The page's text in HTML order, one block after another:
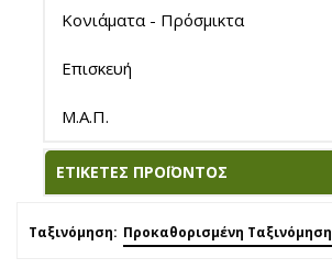
Κονιάματα - Πρόσμικτα
Επισκευή
Μ.Α.Π.
ΕΤΙΚΈΤΕΣ ΠΡΟΪΌΝΤΟΣ
Ταξινόμηση: Προκαθορισμένη Ταξινόμηση